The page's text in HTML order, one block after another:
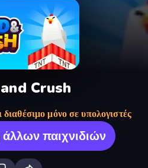
Crush
διαθέσιμο μόνο σε υπολογιστές
παιχνιδιών